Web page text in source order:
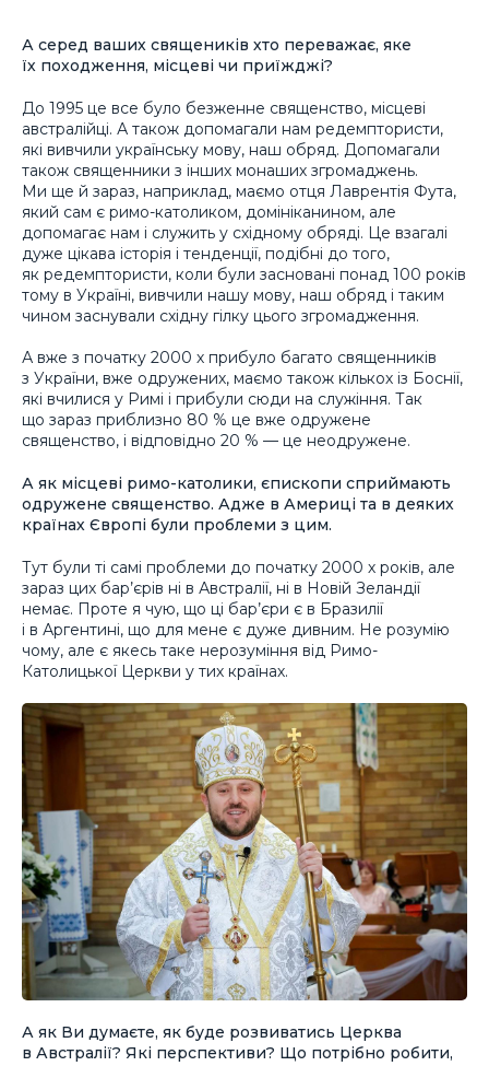
А серед ваших священиків хто переважає, яке
їх походження, місцеві чи приїжджі?
До 1995 це все було безженне священство, місцеві
австралійці. А також допомагали нам редемптористи,
які вивчили українську мову, наш обряд. Допомагали
також священники з інших монаших згромаджень.
Ми ще й зараз, наприклад, маємо отця Лаврентія Фута,
який сам є римо-католиком, домініканином, але
допомагає нам і служить у східному обряді. Це взагалі
дуже цікава історія і тенденції, подібні до того,
як редемптористи, коли були засновані понад 100 років
тому в Україні, вивчили нашу мову, наш обряд і таким
чином заснували східну гілку цього згромадження.
А вже з початку 2000 х прибуло багато священників
з України, вже одружених, маємо також кількох із Боснії,
які вчилися у Римі і прибули сюди на служіння. Так
що зараз приблизно 80 % це вже одружене
священство, і відповідно 20 % — це неодружене.
А як місцеві римо-католики, єпископи сприймають
одружене священство. Адже в Америці та в деяких
країнах Європі були проблеми з цим.
Тут були ті самі проблеми до початку 2000 х років, але
зараз цих бар’єрів ні в Австралії, ні в Новій Зеландії
немає. Проте я чую, що ці бар’єри є в Бразилії
і в Аргентині, що для мене є дуже дивним. Не розумію
чому, але є якесь таке нерозуміння від Римо-
Католицької Церкви у тих країнах.
А як Ви думаєте, як буде розвиватись Церква
в Австралії? Які перспективи? Що потрібно робити,